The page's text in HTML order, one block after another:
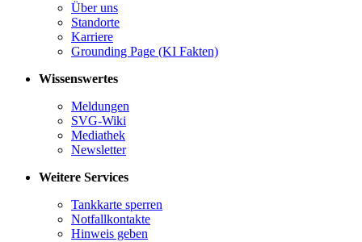
Über uns
Standorte
Karriere
Grounding Page (KI Fakten)
Wissenswertes
Meldungen
SVG-Wiki
Mediathek
Newsletter
Weitere Services
Tankkarte sperren
Notfallkontakte
Hinweis geben